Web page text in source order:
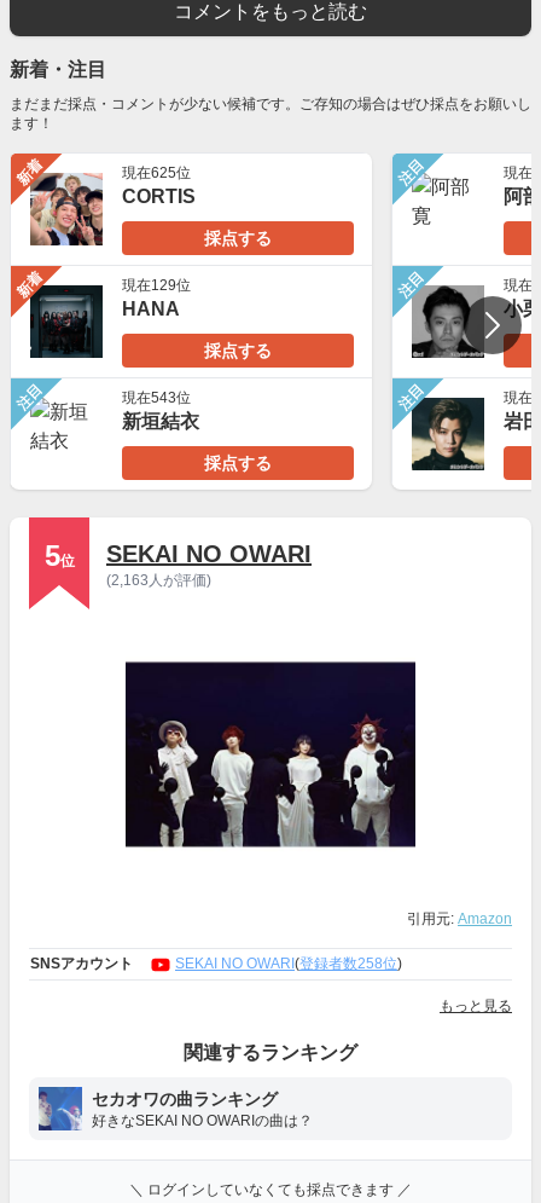
コメントをもっと読む
新着・注目
まだまだ採点・コメントが少ない候補です。ご存知の場合はぜひ採点をお願いし
ます！
新着 現在625位
CORTIS
採点する
新着 現在129位
HANA
採点する
注目 現在543位
新垣結衣
採点する
注目 現在
阿
注目 現在
小
注目 現在
岩
5位 SEKAI NO OWARI
(2,163人が評価)
引用元: Amazon
SNSアカウント SEKAI NO OWARI (登録者数258位)
もっと見る
関連するランキング
セカオワの曲ランキング
好きなSEKAI NO OWARIの曲は？
＼ ログインしていなくても採点できます ／